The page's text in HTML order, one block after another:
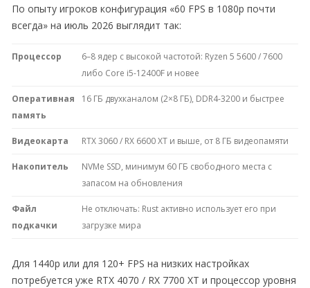
По опыту игроков конфигурация «60 FPS в 1080p почти
всегда» на июль 2026 выглядит так:
Процессор
6–8 ядер с высокой частотой: Ryzen 5 5600 / 7600
либо Core i5-12400F и новее
Оперативная
память
16 ГБ двухканалом (2×8 ГБ), DDR4-3200 и быстрее
Видеокарта RTX 3060 / RX 6600 XT и выше, от 8 ГБ видеопамяти
Накопитель
NVMe SSD, минимум 60 ГБ свободного места с
запасом на обновления
Файл
подкачки
Не отключать: Rust активно использует его при
загрузке мира
Для 1440p или для 120+ FPS на низких настройках
потребуется уже RTX 4070 / RX 7700 XT и процессор уровня